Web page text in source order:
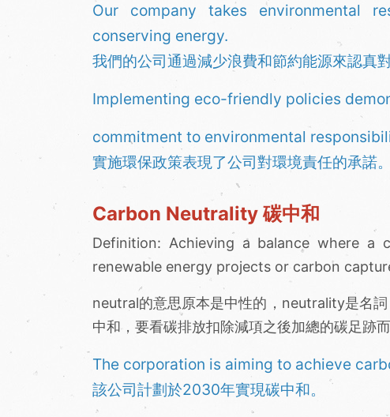
Our company takes environmental
conserving energy.
我們的公司通過減少浪費和節約能源來認真
Implementing eco-friendly policies
commitment to environmental
實施環保政策表現了公司對環境責任的承諾。
Carbon Neutrality 碳中和
Definition: Achieving a balance where a
renewable energy projects or carbon
neutral的意思原本是中性的，neutrality是名
中和，要看碳排放扣除減項之後加總的碳足跡而
The corporation is aiming to achieve
該公司計劃於2030年實現碳中和。